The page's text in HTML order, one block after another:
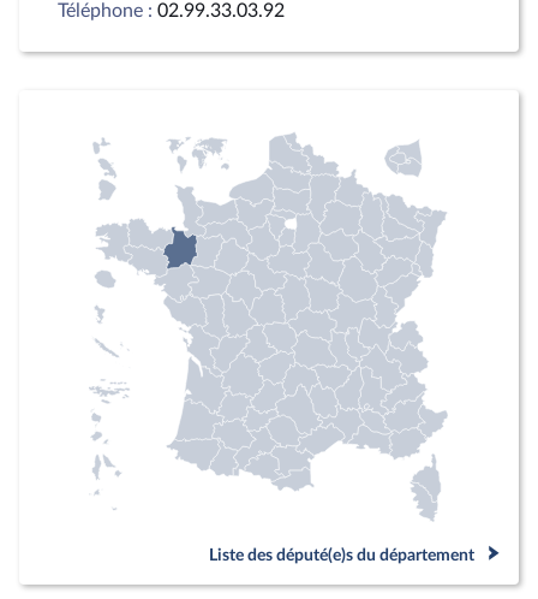
Téléphone : 02.99.33.03.92
Liste des député(e)s du département